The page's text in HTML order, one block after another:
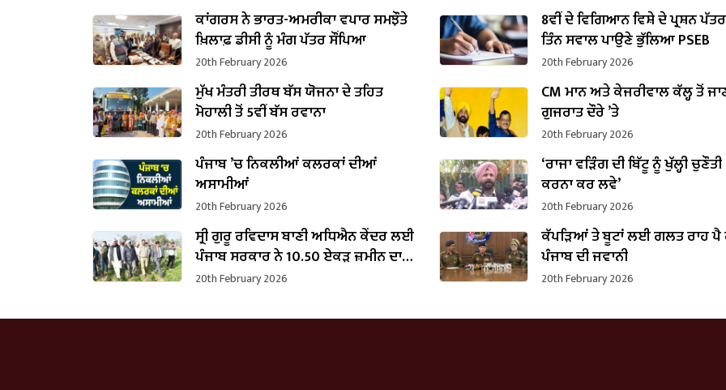
ਕਾਂਗਰਸ ਨੇ ਭਾਰਤ-ਅਮਰੀਕਾ ਵਪਾਰ ਸਮਝੌਤੇ
ਖ਼ਿਲਾਫ਼ ਡੀਸੀ ਨੂੰ ਮੰਗ ਪੱਤਰ ਸੌਂਪਿਆ
20th February 2026
8ਵੀਂ ਦੇ ਵਿਗਿਆਨ ਵਿਸ਼ੇ ਦੇ ਪ੍ਰਸ਼ਨ
ਤਿੰਨ ਸਵਾਲ ਪਾਉਣੇ ਭੁੱਲਿਆ PSEB
20th February 2026
ਮੁੱਖ ਮੰਤਰੀ ਤੀਰਥ ਬੱਸ ਯੋਜਨਾ ਦੇ ਤਹਿਤ
ਮੋਹਾਲੀ ਤੋਂ 5ਵੀਂ ਬੱਸ ਰਵਾਨਾ
20th February 2026
CM ਮਾਨ ਅਤੇ ਕੇਜਰੀਵਾਲ ਕੱਲ੍ਹ ਤੋਂ
ਗੁਜਰਾਤ ਦੌਰੇ ’ਤੇ
20th February 2026
ਪੰਜਾਬ ’ਚ ਨਿਕਲੀਆਂ ਕਲਰਕਾਂ ਦੀਆਂ
ਅਸਾਮੀਆਂ
20th February 2026
‘ਰਾਜਾ ਵੜਿੰਗ ਦੀ ਬਿੱਟੂ ਨੂੰ ਖੁੱਲ੍ਹੀ
ਕਰਨਾ ਕਰ ਲਵੇ’
20th February 2026
ਸ੍ਰੀ ਗੁਰੂ ਰਵਿਦਾਸ ਬਾਣੀ ਅਧਿਐਨ ਕੇਂਦਰ ਲਈ
ਪੰਜਾਬ ਸਰਕਾਰ ਨੇ 10.50 ਏਕੜ ਜ਼ਮੀਨ ਦਾ
ਕਬਜ਼ਾ ਲਿਆ
20th February 2026
ਕੱਪੜਿਆਂ ਤੇ ਬੂਟਾਂ ਲਈ ਗਲਤ ਰਾਹ ਪੈ
ਪੰਜਾਬ ਦੀ ਜਵਾਨੀ
20th February 2026